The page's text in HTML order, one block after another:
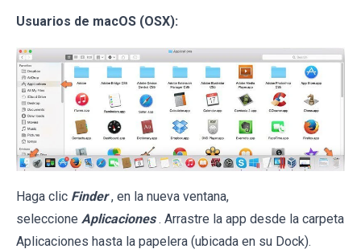
Usuarios de macOS (OSX):
Haga clic Finder , en la nueva ventana,
seleccione Aplicaciones . Arrastre la app desde la carpeta
Aplicaciones hasta la papelera (ubicada en su Dock).